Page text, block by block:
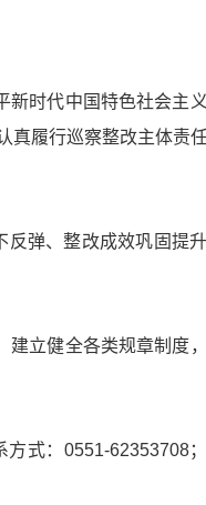
新时代中国特色社会主义
真履行巡察整改主体责
反弹、整改成效巩固提
建立健全各类规章制度
式：0551-62353708